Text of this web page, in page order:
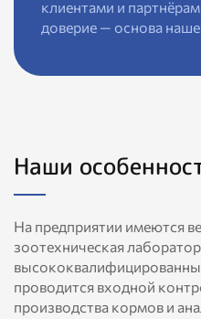
клиентами и
доверие — основа
Наши
На предприятии имеются
зоотехническая
проводится входной
производства кормов и